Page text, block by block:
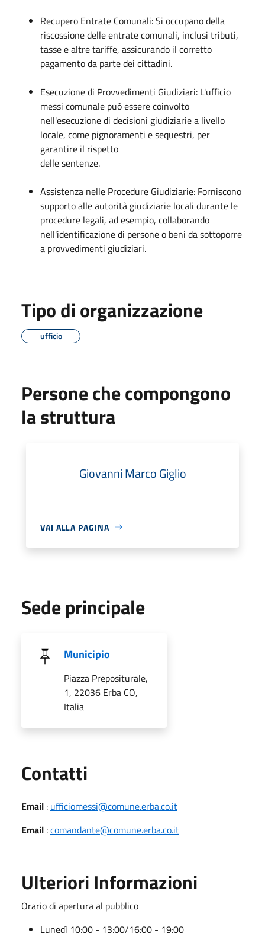
Recupero Entrate Comunali: Si occupano della
riscossione delle entrate comunali, inclusi tributi,
tasse e altre tariffe, assicurando il corretto
pagamento da parte dei cittadini.
Esecuzione di Provvedimenti Giudiziari: L'ufficio
messi comunale può essere coinvolto
nell'esecuzione di decisioni giudiziarie a livello
locale, come pignoramenti e sequestri, per
garantire il rispetto
delle sentenze.
Assistenza nelle Procedure Giudiziarie: Forniscono
supporto alle autorità giudiziarie locali durante le
procedure legali, ad esempio, collaborando
nell'identificazione di persone o beni da sottoporre
a provvedimenti giudiziari.
Tipo di organizzazione
ufficio
Persone che compongono
la struttura
Giovanni Marco Giglio
VAI ALLA PAGINA
Sede principale
Municipio
Piazza Prepositurale,
1, 22036 Erba CO,
Italia
Contatti
Email : ufficiomessi@comune.erba.co.it
Email :comandante@comune.erba.co.it
Ulteriori Informazioni
Orario di apertura al pubblico
Lunedì 10:00 - 13:00/16:00 - 19:00